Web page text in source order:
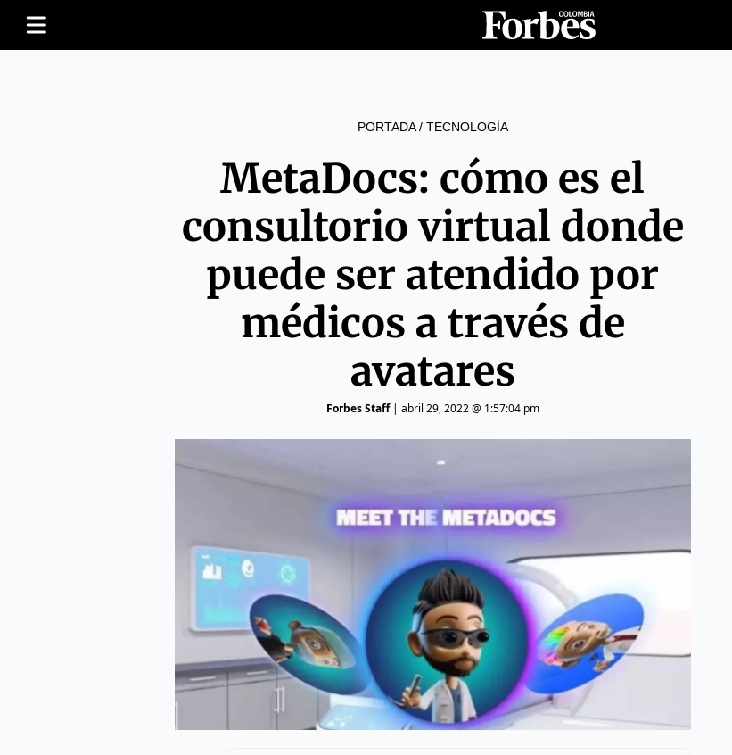
PORTADA/ TECNOLOGÍA
MetaDocs: cómo es el
consultorio virtual donde
puede ser atendido por
médicos a través de
avatares
Forbes Staff| abril 29, 2022 @ 1:57:04 pm